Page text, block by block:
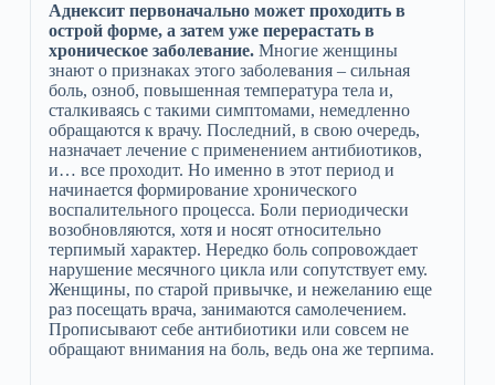
Аднексит первоначально может проходить в
острой форме, а затем уже перерастать в
хроническое заболевание.Многие женщины
знают о признаках этого заболевания – сильная
боль, озноб, повышенная температура тела и,
сталкиваясь с такими симптомами, немедленно
обращаются к врачу. Последний, в свою очередь,
назначает лечение с применением антибиотиков,
и… все проходит. Но именно в этот период и
начинается формирование хронического
воспалительного процесса. Боли периодически
возобновляются, хотя и носят относительно
терпимый характер. Нередко боль сопровождает
нарушение месячного цикла или сопутствует ему.
Женщины, по старой привычке, и нежеланию еще
раз посещать врача, занимаются самолечением.
Прописывают себе антибиотики или совсем не
обращают внимания на боль, ведь она же терпима.